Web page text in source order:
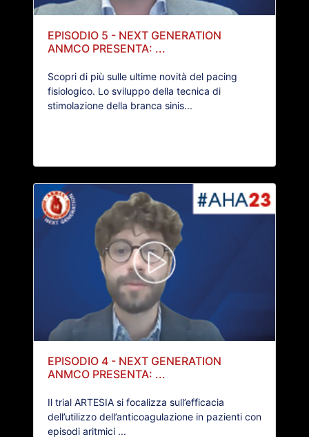
EPISODIO 5 - NEXT GENERATION
ANMCO PRESENTA: ...
Scopri di più sulle ultime novità del pacing
fisiologico. Lo sviluppo della tecnica di
stimolazione della branca sinis...
EPISODIO 4 - NEXT GENERATION
ANMCO PRESENTA: ...
Il trial ARTESIA si focalizza sull’efficacia
dell’utilizzo dell’anticoagulazione in pazienti con
episodi aritmici ...